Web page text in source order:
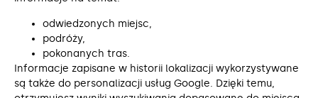
odwiedzonych miejsc,
podróży,
pokonanych tras.
Informacje zapisane w historii lokalizacji wykorzystywane
są także do personalizacji usług Google. Dzięki temu,